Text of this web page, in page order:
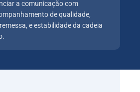
a comunicação com
de qualidade,
e estabilidade da cadeia